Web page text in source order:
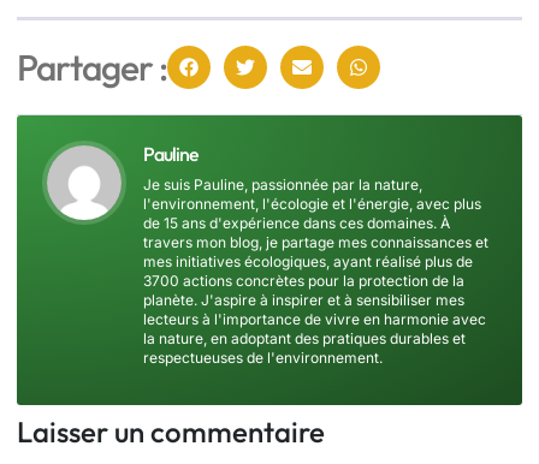
Partager :
Pauline
Je suis Pauline, passionnée par la nature,
l'environnement, l'écologie et l'énergie, avec plus
de 15 ans d'expérience dans ces domaines. À
travers mon blog, je partage mes connaissances et
mes initiatives écologiques, ayant réalisé plus de
3700 actions concrètes pour la protection de la
planète. J'aspire à inspirer et à sensibiliser mes
lecteurs à l'importance de vivre en harmonie avec
la nature, en adoptant des pratiques durables et
respectueuses de l'environnement.
Laisser un commentaire